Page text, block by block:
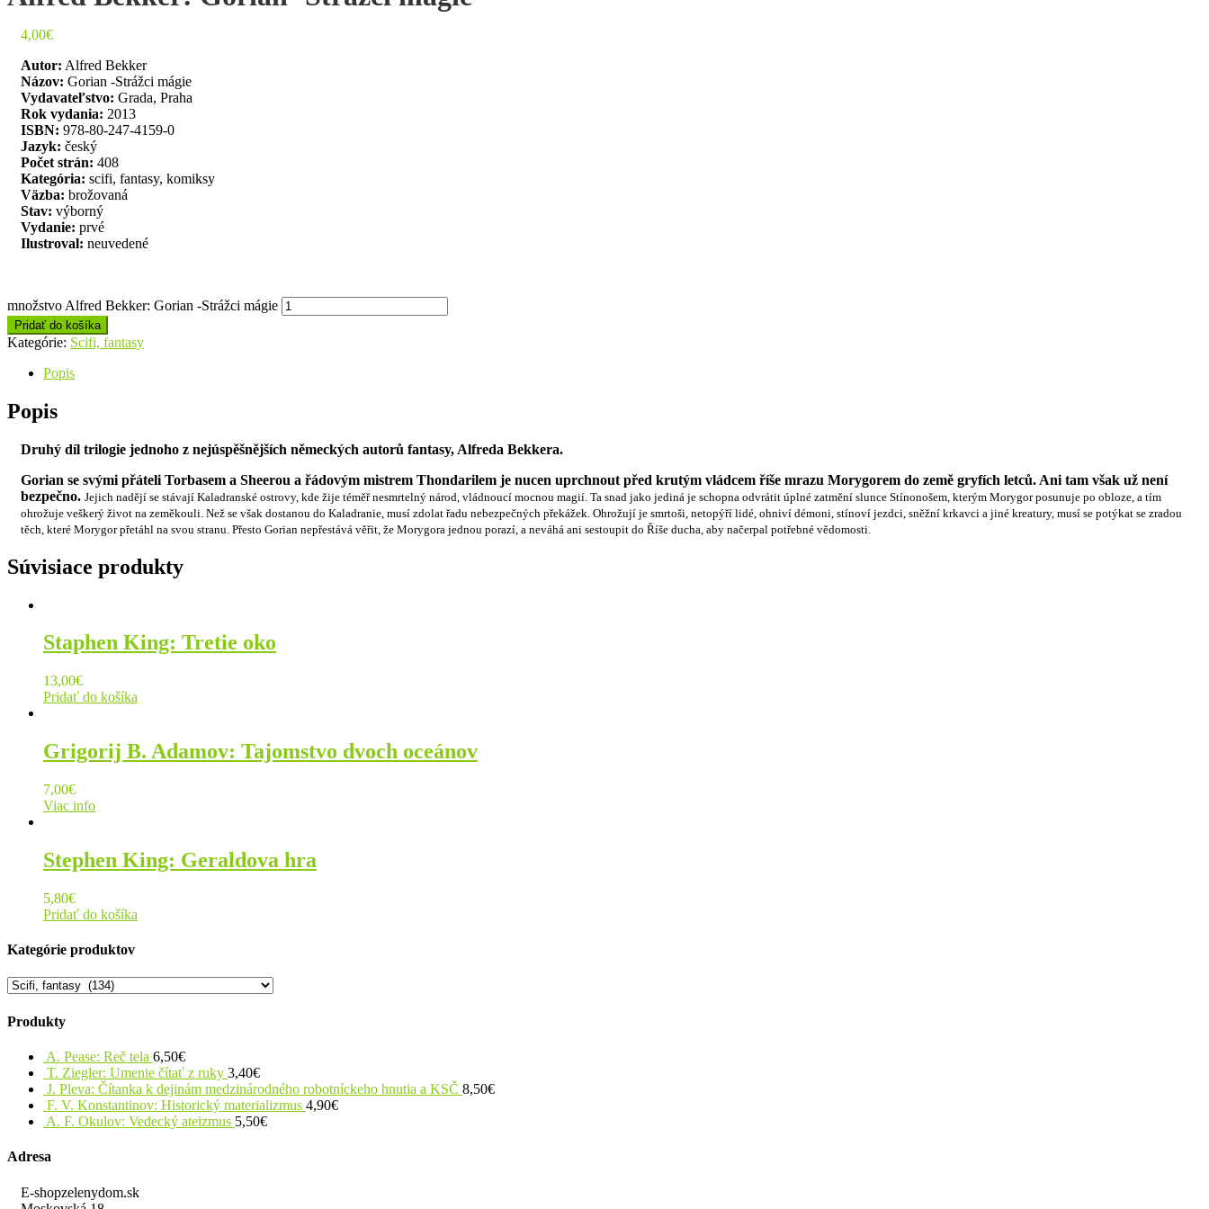
4,00€
Autor: Alfred Bekker
Názov: Gorian -Strážci mágie
Vydavateľstvo: Grada, Praha
Rok vydania: 2013
ISBN: 978-80-247-4159-0
Jazyk: český
Počet strán: 408
Kategória: scifi, fantasy, komiksy
Väzba: brožovaná
Stav: výborný
Vydanie: prvé
Ilustroval: neuvedené
množstvo Alfred Bekker: Gorian -Strážci mágie
Pridať do košíka
Kategórie: Scifi, fantasy
Popis
Popis
Druhý díl trilogie jednoho z nejúspěšnějších německých autorů fantasy, Alfreda Bekkera.
Gorian se svými přáteli Torbasem a Sheerou a řádovým mistrem Thondarilem je nucen uprchnout před krutým vládcem říše mrazu Morygorem do země gryfích letců. Ani tam však už není
bezpečno. Jejich nadějí se stávají Kaladranské ostrovy, kde žije téměř nesmrtelný národ, vládnoucí mocnou magií. Ta snad jako jediná je schopna odvrátit úplné zatmění slunce Stínonošem, kterým Morygor posunuje po obloze, a tím
ohrožuje veškerý život na zeměkouli. Než se však dostanou do Kaladranie, musí zdolat řadu nebezpečných překážek. Ohrožují je smrtoši, netopýří lidé, ohniví démoni, stínoví jezdci, sněžní krkavci a jiné kreatury, musí se potýkat se zradou
těch, které Morygor přetáhl na svou stranu. Přesto Gorian nepřestává věřit, že Morygora jednou porazí, a neváhá ani sestoupit do Říše ducha, aby načerpal potřebné vědomosti.
Súvisiace produkty
Staphen King: Tretie oko
13,00€
Pridať do košíka
Grigorij B. Adamov: Tajomstvo dvoch oceánov
7,00€
Viac info
Stephen King: Geraldova hra
5,80€
Pridať do košíka
Kategórie produktov
Produkty
A. Pease: Reč tela 6,50€
T. Ziegler: Umenie čítať z ruky 3,40€
J. Pleva: Čítanka k dejinám medzinárodného robotníckeho hnutia a KSČ 8,50€
F. V. Konstantinov: Historický materializmus 4,90€
A. F. Okulov: Vedecký ateizmus 5,50€
Adresa
E-shopzelenydom.sk